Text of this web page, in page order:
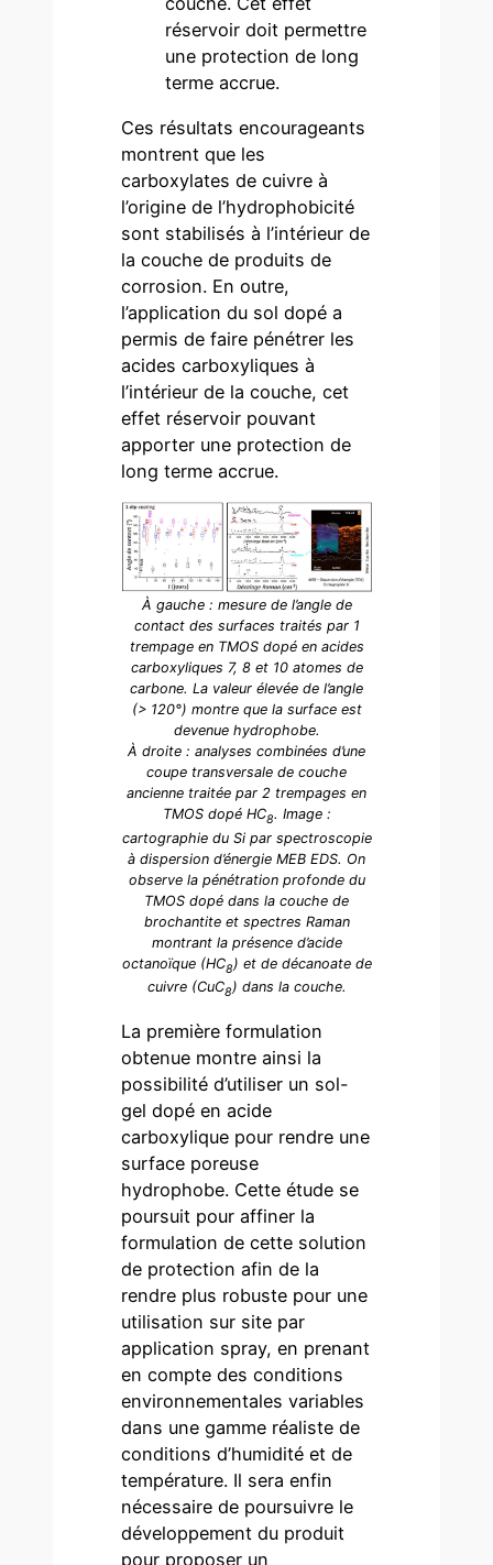
réservoir doit permettre
une protection de long
terme accrue.
Ces résultats encourageants
montrent que les
carboxylates de cuivre à
l’origine de l’hydrophobicité
sont stabilisés à l’intérieur de
la couche de produits de
corrosion. En outre,
l’application du sol dopé a
permis de faire pénétrer les
acides carboxyliques à
l’intérieur de la couche, cet
effet réservoir pouvant
apporter une protection de
long terme accrue.
À gauche : mesure de l’angle de
contact des surfaces traités par 1
trempage en TMOS dopé en acides
carboxyliques 7, 8 et 10 atomes de
carbone. La valeur élevée de l’angle
(> 120°) montre que la surface est
devenue hydrophobe.
À droite : analyses combinées d’une
coupe transversale de couche
ancienne traitée par 2 trempages en
TMOS dopé HC8. Image :
cartographie du Si par spectroscopie
à dispersion d’énergie MEB EDS. On
observe la pénétration profonde du
TMOS dopé dans la couche de
brochantite et spectres Raman
montrant la présence d’acide
octanoïque (HC8) et de décanoate de
cuivre (CuC8) dans la couche.
La première formulation
obtenue montre ainsi la
possibilité d’utiliser un sol-
gel dopé en acide
carboxylique pour rendre une
surface poreuse
hydrophobe. Cette étude se
poursuit pour affiner la
formulation de cette solution
de protection afin de la
rendre plus robuste pour une
utilisation sur site par
application spray, en prenant
en compte des conditions
environnementales variables
dans une gamme réaliste de
conditions d’humidité et de
température. Il sera enfin
nécessaire de poursuivre le
développement du produit
pour proposer un